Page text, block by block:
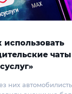
использовать
чаты
них